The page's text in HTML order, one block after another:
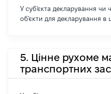
У суб'єкта декларування чи
об'єкти для декларування в
5. Цінне рухоме
транспортних